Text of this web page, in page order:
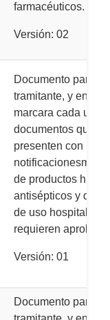
farmacéuticos.
Versión: 02
Documento para
tramitante, y en el
marcara cada uno
documentos que se
presenten con la
de productos
antisépticos y
de uso hospitalario
requieren
Versión: 01
Documento para